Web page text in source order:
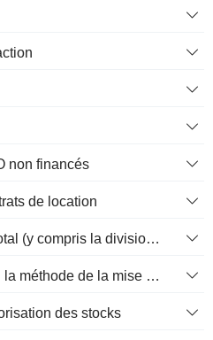
non financés
de location
Intérêts minoritaires, total (y compris la division financière)
Investissements selon la méthode de la mise en équivalence, total
des stocks